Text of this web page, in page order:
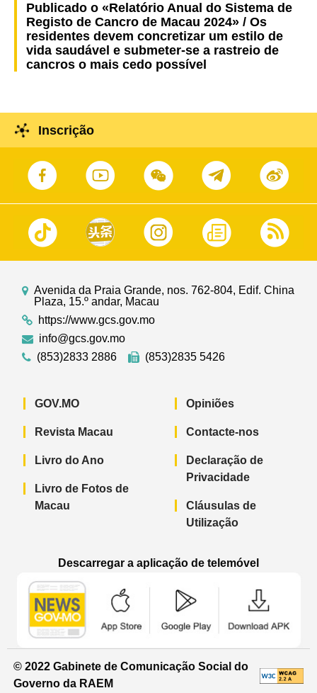
Publicado o «Relatório Anual do Sistema de
Registo de Cancro de Macau 2024» / Os
residentes devem concretizar um estilo de
vida saudável e submeter-se a rastreio de
cancros o mais cedo possível
Inscrição
Avenida da Praia Grande, nos. 762-804, Edif. China
Plaza, 15.º andar, Macau
https://www.gcs.gov.mo
info@gcs.gov.mo
(853)2833 2886
(853)2835 5426
GOV.MO
Revista Macau
Livro do Ano
Livro de Fotos de
Macau
Opiniões
Contacte-nos
Declaração de
Privacidade
Cláusulas de
Utilização
Descarregar a aplicação de telemóvel
© 2022 Gabinete de Comunicação Social do
Governo da RAEM